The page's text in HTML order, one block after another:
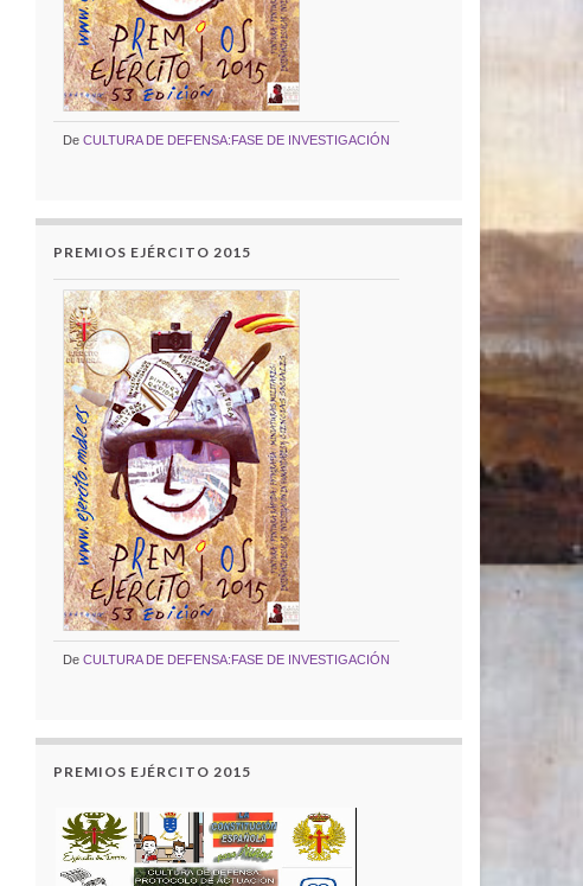
De CULTURA DE DEFENSA:FASE DE INVESTIGACIÓN
PREMIOS EJÉRCITO 2015
De CULTURA DE DEFENSA:FASE DE INVESTIGACIÓN
PREMIOS EJÉRCITO 2015